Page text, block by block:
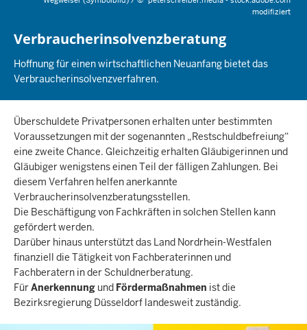
modifiziert
Verbraucherinsolvenzberatung
Hoffnung für einen wirtschaftlichen Neuanfang bietet das
Verbraucherinsolvenzverfahren.
Überschuldete Privatpersonen erhalten unter bestimmten
Voraussetzungen mit der sogenannten „Restschuldbefreiung“
eine zweite Chance. Gleichzeitig erhalten Gläubigerinnen und
Gläubiger wenigstens einen Teil der fälligen Zahlungen. Bei
diesem Verfahren helfen anerkannte
Verbraucherinsolvenzberatungsstellen.
Die Beschäftigung von Fachkräften in solchen Stellen kann
gefördert werden.
Darüber hinaus unterstützt das Land Nordrhein-Westfalen
finanziell die Tätigkeit von Fachberaterinnen und
Fachberatern in der Schuldnerberatung.
FürAnerkennung und Fördermaßnahmen ist die
Bezirksregierung Düsseldorf landesweit zuständig.